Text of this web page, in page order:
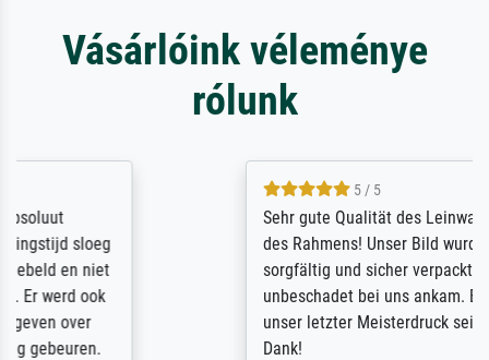
Vásárlóink véleménye
rólunk
Sehr gute Qualität des Leinwanddrucks und
des Rahmens! Unser Bild wurde sehr
sorgfältig und sicher verpackt, so dass es
unbeschadet bei uns ankam. Es wird nicht
unser letzter Meisterdruck sein. Vielen
Dank!